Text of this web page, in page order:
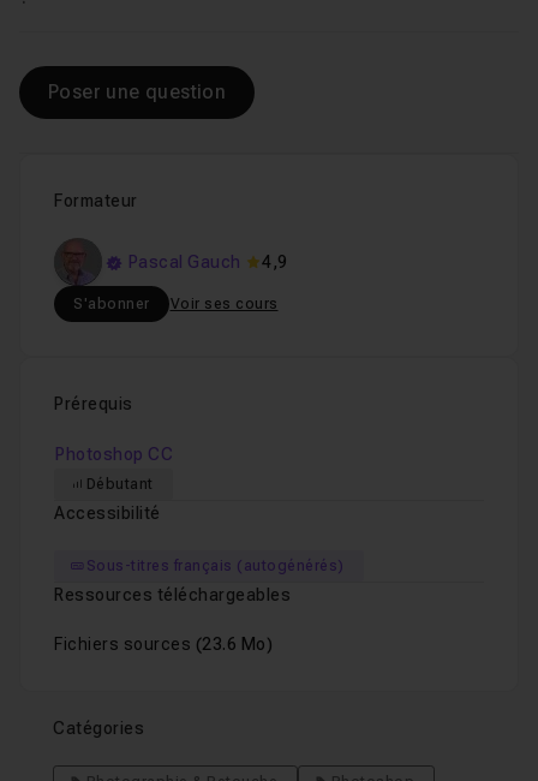
Formateur
Pascal Gauch 4,9
S'abonner Voir ses cours
Prérequis
Photoshop CC
Débutant
Accessibilité
Sous-titres français (autogénérés)
Ressources téléchargeables
Fichiers sources (23.6 Mo)
Catégories
Poser une question